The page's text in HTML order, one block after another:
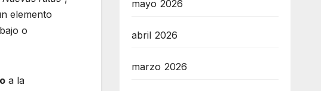
elemento
o
a la
mayo 2026
abril 2026
marzo 2026